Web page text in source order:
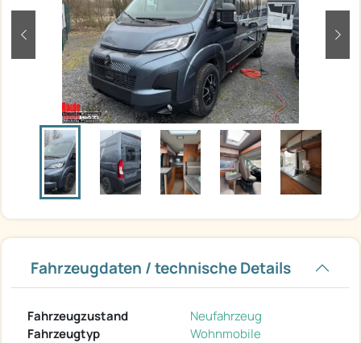
zurück
Fahrzeugdaten / technische Details
Fahrzeugzustand
Neufahrzeug
Fahrzeugtyp
Wohnmobile